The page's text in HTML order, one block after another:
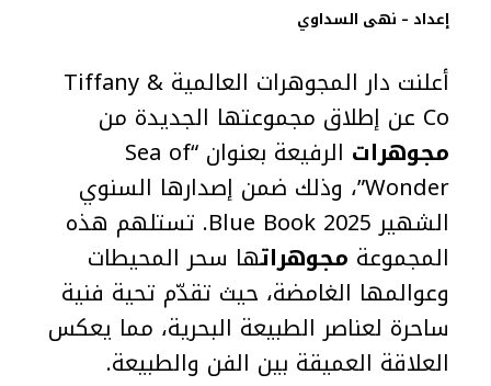
إعداد – نهى السداوي
أعلنت دار المجوهرات العالمية Tiffany &
Co عن إطلاق مجموعتها الجديدة من
مجوهرات
الرفيعة بعنوان “Sea of
Wonder”، وذلك ضمن إصدارها السنوي
الشهير Blue Book 2025. تستلهم هذه
المجموعة مجوهراتها سحر المحيطات
وعوالمها الغامضة، حيث تقدّم تحية فنية
ساحرة لعناصر الطبيعة البحرية، مما يعكس
العلاقة العميقة بين الفن والطبيعة.